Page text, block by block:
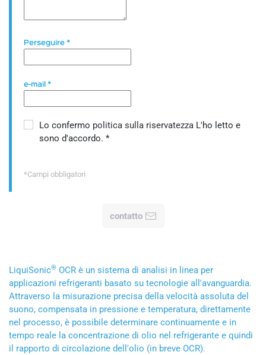
Perseguire *
e-mail *
Lo confermo politica sulla riservatezza L'ho letto e
sono d'accordo. *
*Campi obbligatori
contatto
LiquiSonic® OCR è un sistema di analisi in linea per
applicazioni refrigeranti basato su tecnologie all'avanguardia.
Attraverso la misurazione precisa della velocità assoluta del
suono, compensata in pressione e temperatura, direttamente
nel processo, è possibile determinare continuamente e in
tempo reale la concentrazione di olio nel refrigerante e quindi
il rapporto di circolazione dell'olio (in breve OCR).